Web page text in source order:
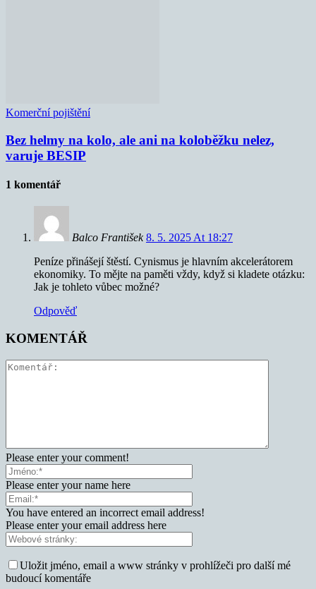
Komerční pojištění
Bez helmy na kolo, ale ani na koloběžku nelez,
varuje BESIP
1 komentář
Balco František 8. 5. 2025 At 18:27
Peníze přinášejí štěstí. Cynismus je hlavním akcelerátorem
ekonomiky. To mějte na paměti vždy, když si kladete otázku:
Jak je tohleto vůbec možné?
Odpověď
KOMENTÁŘ
Please enter your comment!
Please enter your name here
You have entered an incorrect email address!
Please enter your email address here
Uložit jméno, email a www stránky v prohlížeči pro další mé
budoucí komentáře